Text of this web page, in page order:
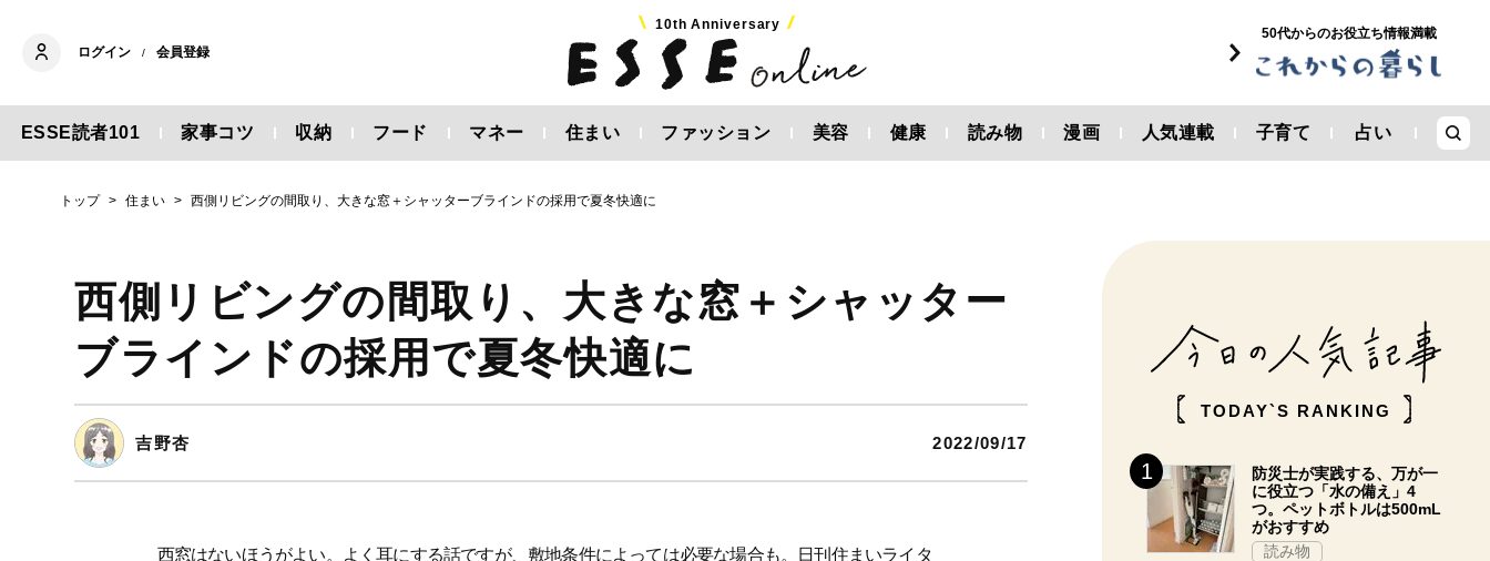
ログイン / 会員登録
10th Anniversary
50代からのお役立ち情報満載
ESSE読者101 家事コツ 収納 フード マネー 住まい ファッション 美容 健康 読み物 漫画 人気連載 子育て 占い
トップ 住まい 西側リビングの間取り、大きな窓＋シャッターブラインドの採用で夏冬快適に
西側リビングの間取り、大きな窓＋シャッター
ブラインドの採用で夏冬快適に
吉野杏 2022/09/17
西窓はないほうがよい。よく耳にする話ですが、敷地条件によっては必要な場合も。日刊住まいライタ
TODAY`S RANKING
防災士が実践する、万が一
に役立つ「水の備え」4
つ。ペットボトルは500mL
がおすすめ
読み物